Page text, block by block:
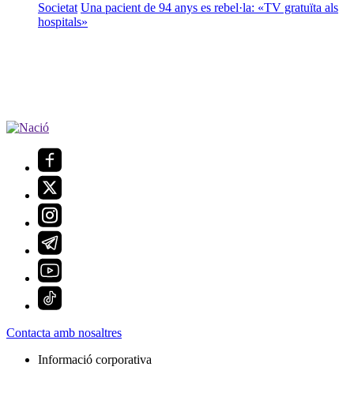
Societat Una pacient de 94 anys es rebel·la: «TV gratuïta als
hospitals»
Contacta amb nosaltres
Informació corporativa